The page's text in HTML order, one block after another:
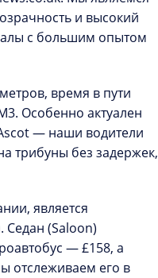
и высокий
с большим опытом
время в пути
Особенно актуален
— наши водители
трибуны без задержек,
является
Седан (Saloon)
— £158, а
отслеживаем его в